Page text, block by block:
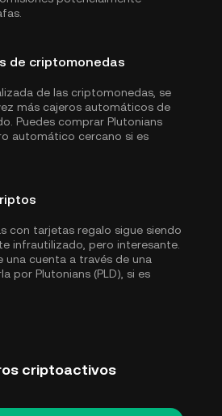
de criptomonedas
de las criptomonedas, se
más cajeros automáticos de
Puedes comprar Plutonians
automático cercano si es
con tarjetas regalo sigue siendo
infrautilizado, pero interesante.
una cuenta a través de una
por Plutonians (PLD), si es
criptoactivos